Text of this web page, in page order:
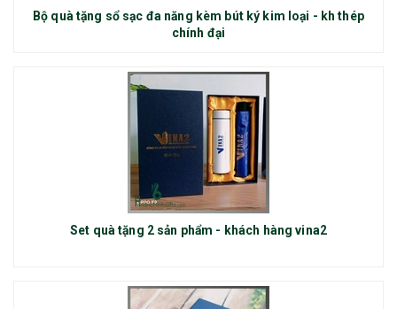
Bộ quà tặng sổ sạc đa năng kèm bút ký kim loại - kh thép
chính đại
Set quà tặng 2 sản phẩm - khách hàng vina2